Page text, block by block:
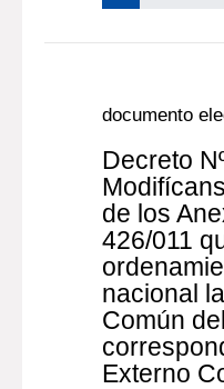
documento
Decreto
de los
426/011
nacional
Común
Externo